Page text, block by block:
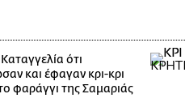
ότι
και έφαγαν κρι-κρι
φαράγγι της Σαμαριάς